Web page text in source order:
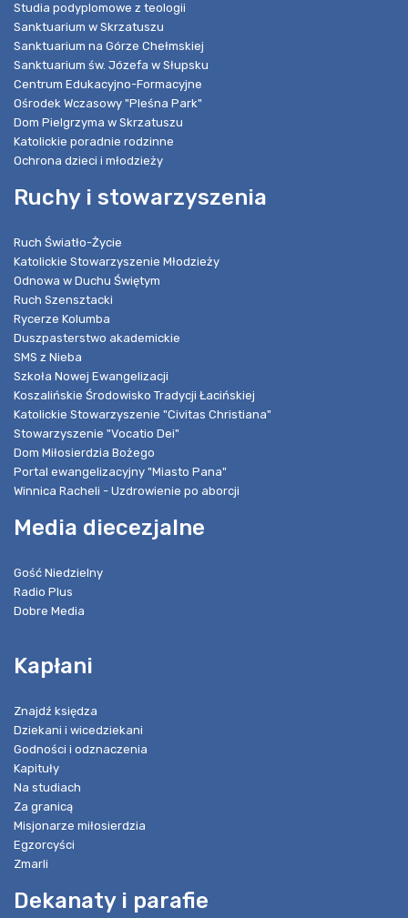
Studia podyplomowe z teologii
Sanktuarium w Skrzatuszu
Sanktuarium na Górze Chełmskiej
Sanktuarium św. Józefa w Słupsku
Centrum Edukacyjno-Formacyjne
Ośrodek Wczasowy "Pleśna Park"
Dom Pielgrzyma w Skrzatuszu
Katolickie poradnie rodzinne
Ochrona dzieci i młodzieży
Ruchy i stowarzyszenia
Ruch Światło-Życie
Katolickie Stowarzyszenie Młodzieży
Odnowa w Duchu Świętym
Ruch Szensztacki
Rycerze Kolumba
Duszpasterstwo akademickie
SMS z Nieba
Szkoła Nowej Ewangelizacji
Koszalińskie Środowisko Tradycji Łacińskiej
Katolickie Stowarzyszenie "Civitas Christiana"
Stowarzyszenie "Vocatio Dei"
Dom Miłosierdzia Bożego
Portal ewangelizacyjny "Miasto Pana"
Winnica Racheli - Uzdrowienie po aborcji
Media diecezjalne
Gość Niedzielny
Radio Plus
Dobre Media
Kapłani
Znajdź księdza
Dziekani i wicedziekani
Godności i odznaczenia
Kapituły
Na studiach
Za granicą
Misjonarze miłosierdzia
Egzorcyści
Zmarli
Dekanaty i parafie